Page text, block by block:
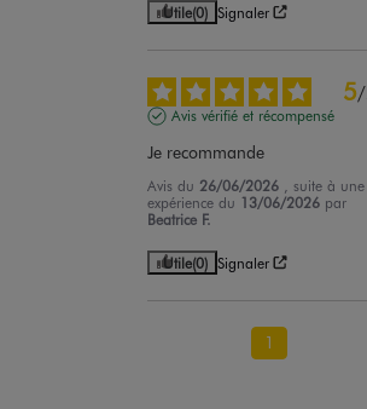
Utile(0) Signaler
5/
Avis vérifié et récompensé
Je recommande
Avis du 26/06/2026
, suite à une
expérience du 13/06/2026 par
Beatrice F.
Utile(0) Signaler
1